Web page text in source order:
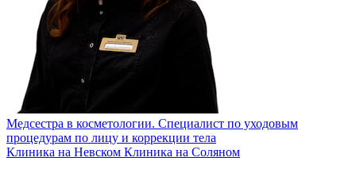
Медсестра в косметологии. Специалист по уходовым
процедурам по лицу и коррекции тела
Клиника на Невском Клиника на Соляном